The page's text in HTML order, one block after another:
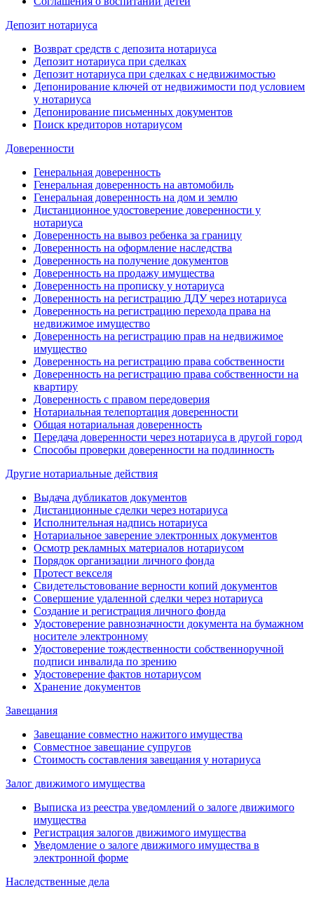
Депозит нотариуса
Возврат средств с депозита нотариуса
Депозит нотариуса при сделках
Депозит нотариуса при сделках с недвижимостью
Депонирование ключей от недвижимости под условием
у нотариуса
Депонирование письменных документов
Поиск кредиторов нотариусом
Доверенности
Генеральная доверенность
Генеральная доверенность на автомобиль
Генеральная доверенность на дом и землю
Дистанционное удостоверение доверенности у
нотариуса
Доверенность на вывоз ребенка за границу
Доверенность на оформление наследства
Доверенность на получение документов
Доверенность на продажу имущества
Доверенность на прописку у нотариуса
Доверенность на регистрацию ДДУ через нотариуса
Доверенность на регистрацию перехода права на
недвижимое имущество
Доверенность на регистрацию прав на недвижимое
имущество
Доверенность на регистрацию права собственности
Доверенность на регистрацию права собственности на
квартиру
Доверенность с правом передоверия
Нотариальная телепортация доверенности
Общая нотариальная доверенность
Передача доверенности через нотариуса в другой город
Способы проверки доверенности на подлинность
Другие нотариальные действия
Выдача дубликатов документов
Дистанционные сделки через нотариуса
Исполнительная надпись нотариуса
Нотариальное заверение электронных документов
Осмотр рекламных материалов нотариусом
Порядок организации личного фонда
Протест векселя
Свидетельстовование верности копий документов
Совершение удаленной сделки через нотариуса
Создание и регистрация личного фонда
Удостоверение равнозначности документа на бумажном
носителе электронному
Удостоверение тождественности собственноручной
подписи инвалида по зрению
Удостоверение фактов нотариусом
Хранение документов
Завещания
Завещание совместно нажитого имущества
Совместное завещание супругов
Стоимость составления завещания у нотариуса
Залог движимого имущества
Выписка из реестра уведомлений о залоге движимого
имущества
Регистрация залогов движимого имущества
Уведомление о залоге движимого имущества в
электронной форме
Наследственные дела